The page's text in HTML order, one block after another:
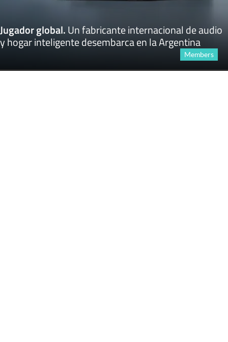
Jugador global.Un fabricante internacional de audio
y hogar inteligente desembarca en la Argentina
Members